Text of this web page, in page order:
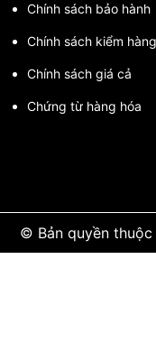
Chính sách bảo hành
Chính sách kiểm hàng
Chính sách giá cả
Chứng từ hàng hóa
© Bản quyền thuộc